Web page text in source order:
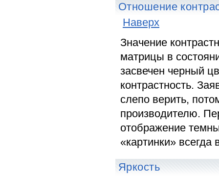
Отношение
Наверх
Значение
матрицы в
засвечен черный
контрастность.
слепо верить,
производителю.
отображение
«картинки» всегда
Яркость